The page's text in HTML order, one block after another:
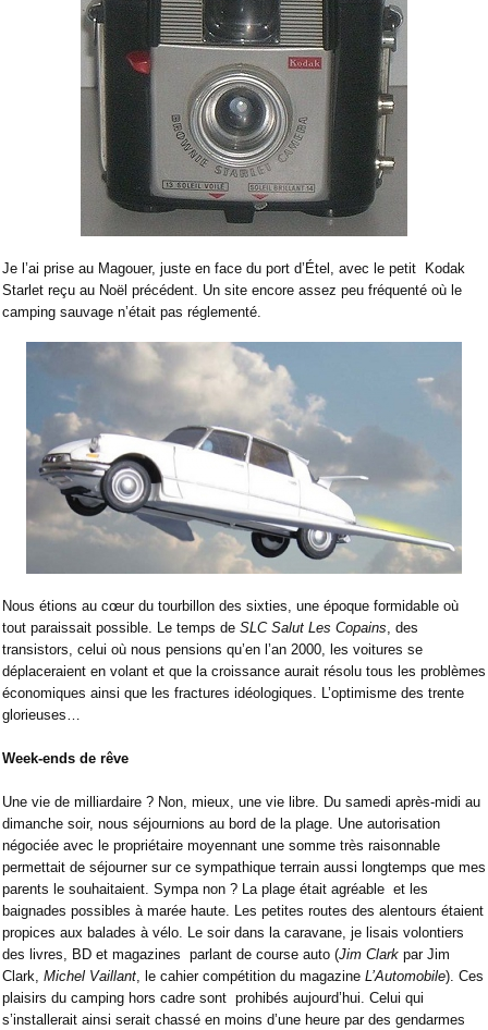
Je l’ai prise au Magouer, juste en face du port d’Étel, avec le petit
Kodak
Starlet reçu au Noël précédent. Un site encore assez peu fréquenté où le
camping sauvage n’était pas réglementé.
Nous étions au cœur du tourbillon des sixties, une époque formidable où
tout paraissait possible. Le temps de SLC Salut Les Copains, des
transistors, celui où nous pensions qu’en l’an 2000, les voitures se
déplaceraient en volant et que la croissance aurait résolu tous les problèmes
économiques ainsi que les fractures idéologiques. L’optimisme des trente
glorieuses…
Week-ends de rêve
Une vie de milliardaire ? Non, mieux, une vie libre. Du samedi après-midi au
dimanche soir, nous séjournions au bord de la plage. Une autorisation
négociée avec le propriétaire moyennant une somme très raisonnable
permettait de séjourner sur ce sympathique terrain aussi longtemps que mes
parents le souhaitaient. Sympa non ? La plage était agréable et les
baignades possibles à marée haute. Les petites routes des alentours étaient
propices aux balades à vélo. Le soir dans la caravane, je lisais volontiers
des livres, BD et magazines parlant de course auto (Jim Clark par Jim
Clark, Michel Vaillant, le cahier compétition du magazine L’Automobile). Ces
plaisirs du camping hors cadre sont prohibés aujourd’hui. Celui qui
s’installerait ainsi serait chassé en moins d’une heure par des gendarmes